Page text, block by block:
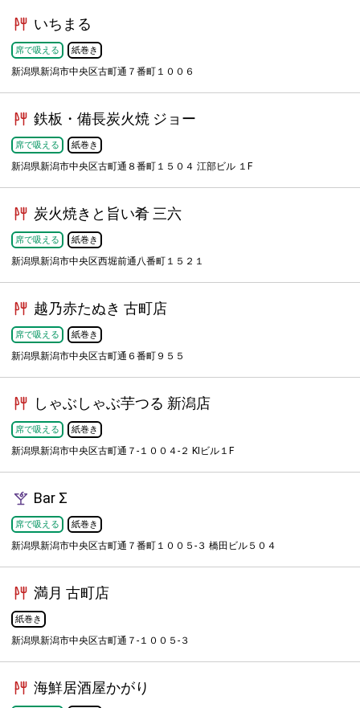
いちまる
席で吸える 紙巻き
新潟県新潟市中央区古町通７番町１００６
鉄板・備長炭火焼 ジョー
席で吸える 紙巻き
新潟県新潟市中央区古町通８番町１５０４ 江部ビル １F
炭火焼きと旨い肴 三六
席で吸える 紙巻き
新潟県新潟市中央区西堀前通八番町１５２１
越乃赤たぬき 古町店
席で吸える 紙巻き
新潟県新潟市中央区古町通６番町９５５
しゃぶしゃぶ芋つる 新潟店
席で吸える 紙巻き
新潟県新潟市中央区古町通７-１００４-２ KIビル１F
Bar Σ
席で吸える 紙巻き
新潟県新潟市中央区古町通７番町１００５-３ 橋田ビル５０４
満月 古町店
紙巻き
新潟県新潟市中央区古町通７-１００５-３
海鮮居酒屋かがり